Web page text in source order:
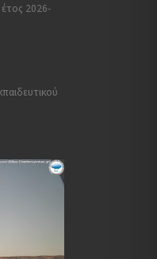
2026-